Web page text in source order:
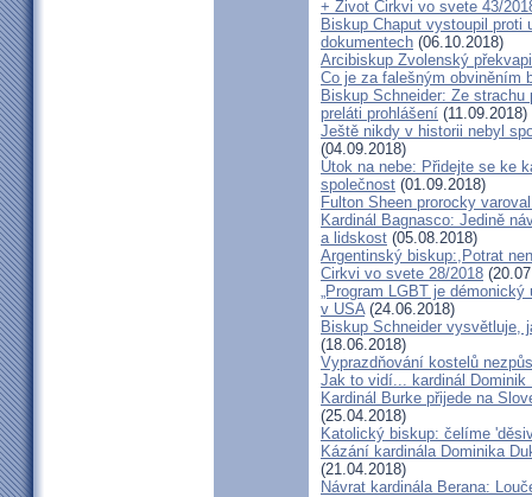
+ Život Cirkvi vo svete 43/
Biskup Chaput vystoupil
dokumentech (06.10.2018)
Arcibiskup Zvolenský
Co je za falešným obviněním
Biskup Schneider: Ze
preláti prohlášení (11.09.2018)
Ještě nikdy v historii nebyl
(04.09.2018)
Útok na nebe: Přidejte se ke
společnost (01.09.2018)
Fulton Sheen prorocky
Kardinál Bagnasco: Jedině
a lidskost (05.08.2018)
Argentinský biskup:,Potrat
Cirkvi vo svete 28/2018
„Program LGBT je
v USA(24.06.2018)
Biskup Schneider vysvětluje,
(18.06.2018)
Vyprazdňování kostelů
Jak to vidí... kardinál Dominik
Kardinál Burke přijede na
(25.04.2018)
Katolický biskup: čelíme
Kázání kardinála Dominika
(21.04.2018)
Návrat kardinála Berana: